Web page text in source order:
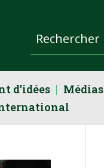
d’idées Médias